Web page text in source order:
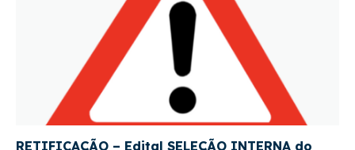
RETIFICAÇÃO – Edital SELEÇÃO INTERNA do